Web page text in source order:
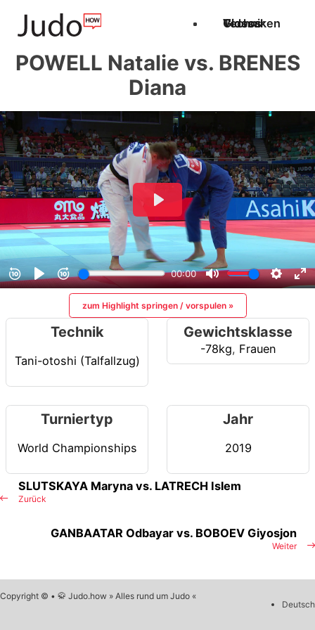
Techniken
Videos
Glossar
POWELL Natalie vs. BRENES
Diana
zum Highlight springen / vorspulen »
Technik
Tani-otoshi (Talfallzug)
Gewichtsklasse
-78kg, Frauen
Turniertyp
World Championships
Jahr
2019
Zurück
SLUTSKAYA Maryna vs. LATRECH Islem
Weiter
GANBAATAR Odbayar vs. BOBOEV Giyosjon
Copyright © • 🥋 Judo.how » Alles rund um Judo «
Deutsch